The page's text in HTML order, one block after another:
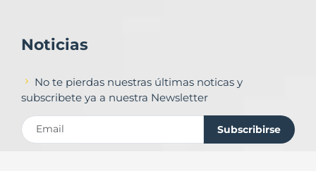
Noticias
No te pierdas nuestras últimas noticas y
subscribete ya a nuestra Newsletter
Subscribirse